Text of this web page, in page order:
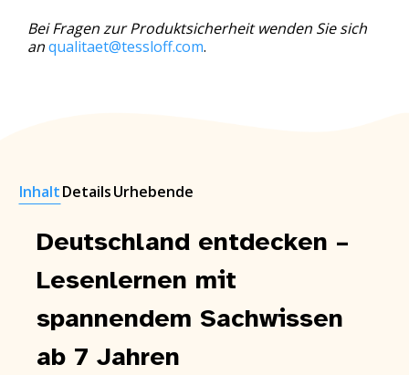
Bei Fragen zur Produktsicherheit wenden Sie sich
anqualitaet@tessloff.com.
InhaltDetailsUrhebende
Deutschland entdecken –
Lesenlernen mit
spannendem Sachwissen
ab 7 Jahren